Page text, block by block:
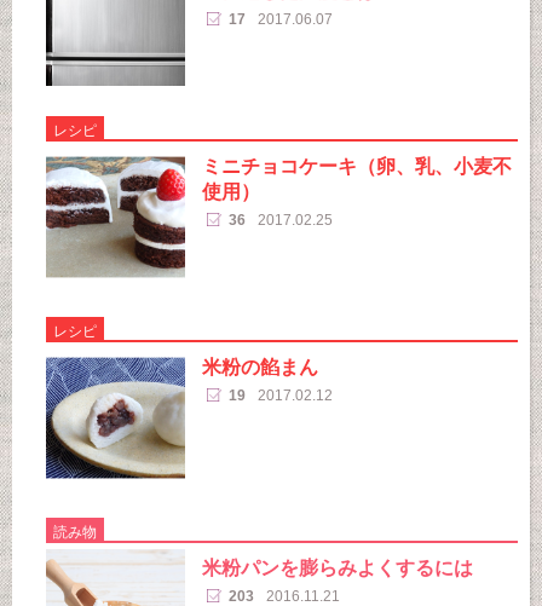
17 2017.06.07
レシピ
ミニチョコケーキ（卵、乳、小麦不
使用）
36 2017.02.25
レシピ
米粉の餡まん
19 2017.02.12
読み物
米粉パンを膨らみよくするには
203 2016.11.21